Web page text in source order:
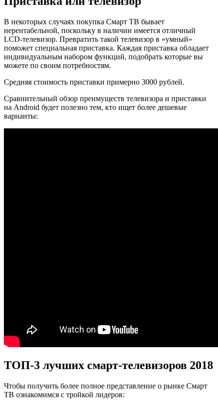
В некоторых случаях покупка Смарт ТВ бывает
нерентабельной, поскольку в наличии имеется отличный
LCD-телевизор. Превратить такой телевизор в «умный»
поможет специальная приставка. Каждая приставка обладает
индивидуальным набором функций, подобрать которые вы
можете по своим потребностям.
Средняя стоимость приставки примерно 3000 рублей.
Сравнительный обзор преимуществ телевизора и приставки
на Android будет полезно тем, кто ищет более дешевые
варианты:
ТОП-3 лучших смарт-телевизоров 2018
Чтобы получить более полное представление о рынке Смарт
ТВ ознакомимся с тройкой лидеров: